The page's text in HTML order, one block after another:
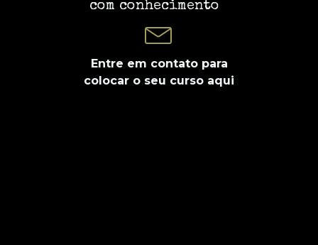
com conhecimento
Entre em contato para
colocar o seu curso aqui